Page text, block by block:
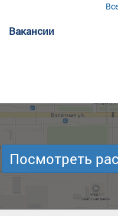
Вакансии
Посмотреть